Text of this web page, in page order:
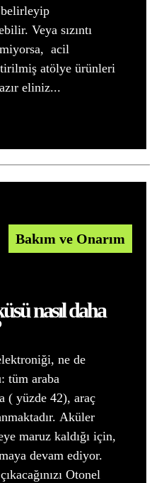
belirleyip
Veya sızıntı
acil
atölye ürünleri
eliniz...
Bakım ve Onarım
nasıl daha
ne de
tüm araba
( yüzde 42), araç
Aküler
maruz kaldığı için,
devam ediyor.
Otonel